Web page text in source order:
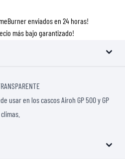
enviados en 24 horas!
más bajo garantizado!
usar en los cascos Airoh GP 500 y GP